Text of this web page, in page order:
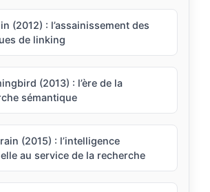
(2012) : l’assainissement des
de linking
(2013) : l’ère de la
sémantique
(2015) : l’intelligence
au service de la recherche